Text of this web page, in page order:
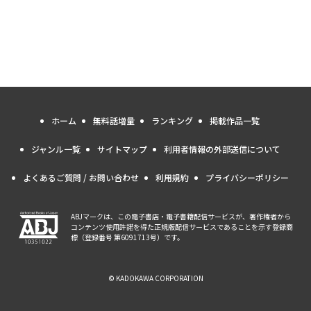
ホーム 無料話増量 ランキング 掲載作品一覧
ジャンル一覧 サイトマップ 利用者情報の外部送信について
よくあるご質問 / お問い合わせ 利用規約 プライバシーポリシー
ABJマークは、この電子書店・電子書籍配信サービスが、著作権者から
コンテンツ使用許諾を得た正規版配信サービスであることを示す登録商
標（登録番号 第6091713号）です。
© KADOKAWA CORPORATION